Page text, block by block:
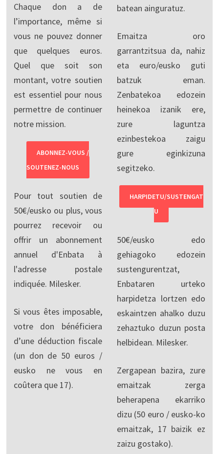
Chaque don a de
l’importance, même si
vous ne pouvez donner
que quelques euros.
Quel que soit son
montant, votre soutien
est essentiel pour nous
permettre de continuer
notre mission.
ABONNEZ-VOUS /
SOUTENEZ-NOUS
Pour tout soutien de
50€/eusko ou plus, vous
pourrez recevoir ou
offrir un abonnement
annuel d'Enbata à
l'adresse postale
indiquée. Milesker.
Si vous êtes imposable,
votre don bénéficiera
d’une déduction fiscale
(un don de 50 euros /
eusko ne vous en
coûtera que 17).
batean ainguratuz.
Emaitza oro
garrantzitsua da, nahiz
eta euro/eusko guti
batzuk eman.
Zenbatekoa edozein
heinekoa izanik ere,
zure laguntza
ezinbestekoa zaigu
gure eginkizuna
segitzeko.
HARPIDETU/SUSTENGAT
U
50€/eusko edo
gehiagoko edozein
sustengurentzat,
Enbataren urteko
harpidetza lortzen edo
eskaintzen ahalko duzu
zehaztuko duzun posta
helbidean. Milesker.
Zergapean bazira, zure
emaitzak zerga
beherapena ekarriko
dizu (50 euro / eusko-ko
emaitzak, 17 baizik ez
zaizu gostako).